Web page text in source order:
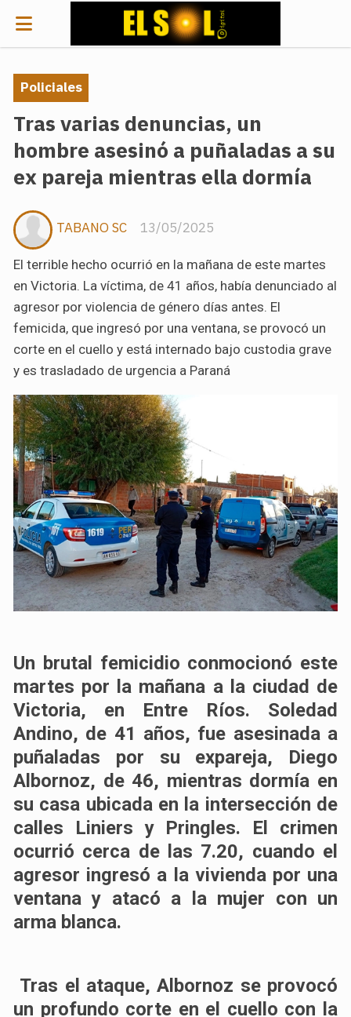
Tras varias denuncias, un
hombre asesinó a puñaladas a su
ex pareja mientras ella dormía
El terrible hecho ocurrió en la mañana de este martes
en Victoria. La víctima, de 41 años, había denunciado al
agresor por violencia de género días antes. El
femicida, que ingresó por una ventana, se provocó un
corte en el cuello y está internado bajo custodia grave
y es trasladado de urgencia a Paraná
Policiales
13/05/2025
TABANO SC
Un brutal femicidio conmocionó este
martes por la mañana a la ciudad de
Victoria, en Entre Ríos. Soledad
Andino, de 41 años, fue asesinada a
puñaladas por su expareja, Diego
Albornoz, de 46, mientras dormía en
su casa ubicada en la intersección de
calles Liniers y Pringles. El crimen
ocurrió cerca de las 7.20, cuando el
agresor ingresó a la vivienda por una
ventana y atacó a la mujer con un
arma blanca.
Tras el ataque, Albornoz se provocó
un profundo corte en el cuello con la